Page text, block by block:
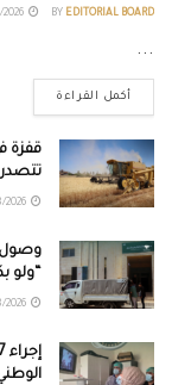
BY EDITORIAL BOARD
...
أكمل القراءة
تتصدر
“ولو